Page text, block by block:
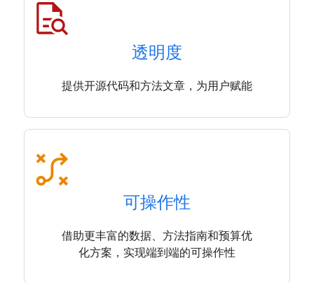
透明度
提供开源代码和方法文章，为用户赋能
可操作性
借助更丰富的数据、方法指南和预算优
化方案，实现端到端的可操作性